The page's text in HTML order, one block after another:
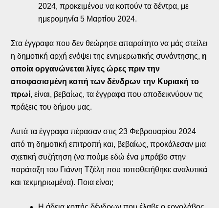
2024, προκειμένου να κοπούν τα δέντρα, με
ημερομηνία 5 Μαρτίου 2024.
Στα έγγραφα που δεν θεώρησε απαραίτητο να μάς στείλει
η δημοτική αρχή ενόψει της ενημερωτικής συνάντησης, η
οποία οργανώνεται λίγες ώρες πριν την
αποφασισμένη κοπή των δένδρων την Κυριακή το
πρωί, είναι, βεβαίως, τα έγγραφα που αποδεικνύουν τις
πράξεις του δήμου μας.
Αυτά τα έγγραφα πέρασαν στις 23 Φεβρουαρίου 2024
από τη δημοτική επιτροπή και, βεβαίως, προκάλεσαν μια
σχετική συζήτηση (να πούμε εδώ ένα μπράβο στην
παράταξη του Γιάννη Τζέλη που τοποθετήθηκε αναλυτικά
και τεκμηριωμένα). Ποια είναι;